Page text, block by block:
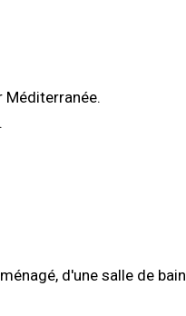
Méditerranée.
d'une salle de bain